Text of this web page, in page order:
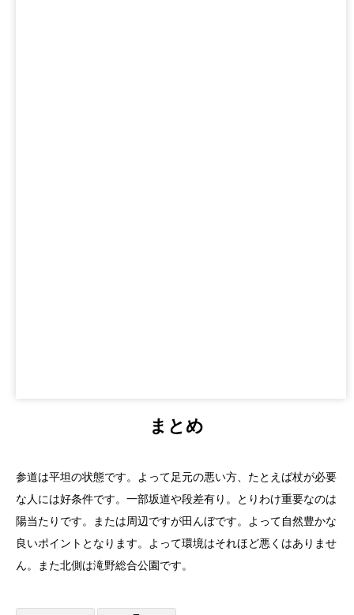
まとめ
参道は平坦の状態です。よって足元の悪い方、たとえば杖が必要
な人には好条件です。一部坂道や段差有り。とりわけ重要なのは
陽当たりです。または周辺ですが田んぼです。よって自然豊かな
良いポイントとなります。よって環境はそれほど悪くはありませ
ん。また北側は滝野総合公園です。